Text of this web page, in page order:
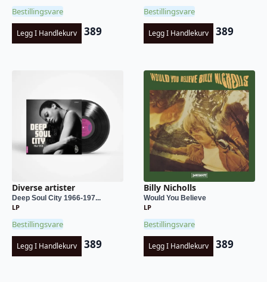
Bestillingsvare
Legg I Handlekurv 389
Bestillingsvare
Legg I Handlekurv 389
Diverse artister
Deep Soul City 1966-197...
LP
Bestillingsvare
Legg I Handlekurv 389
Billy Nicholls
Would You Believe
LP
Bestillingsvare
Legg I Handlekurv 389